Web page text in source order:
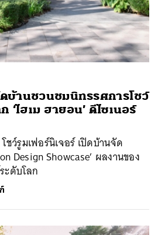
บ้านชวนชมนิทรรศการโชว์
‘ไฮเม ฮายอน’ ดีไซเนอร์
ชว์รูมเฟอร์นิเจอร์ เปิดบ้านจัด
Design Showcase’ ผลงานของ
ะดับโลก